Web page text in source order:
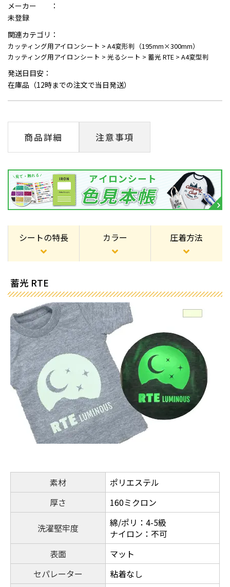
メーカー ：
未登録
関連カテゴリ：
カッティング用アイロンシート > A4変形判（195mm×300mm）
カッティング用アイロンシート > 光るシート > 蓄光 RTE > A4変型判
発送日目安：
在庫品（12時までの注文で当日発送）
商品詳細 注意事項
シートの特長 カラー 圧着方法
蓄光 RTE
素材
ポリエステル
厚さ
160ミクロン
洗濯堅牢度
綿/ポリ：4-5級
ナイロン：不可
表面
マット
セパレーター
粘着なし